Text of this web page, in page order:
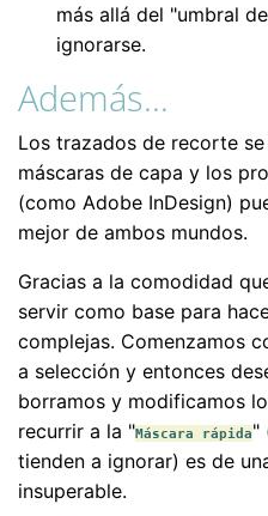
más allá del "umbral
ignorarse.
Además…
Los trazados de recorte
máscaras de capa y los
(como Adobe InDesign)
mejor de ambos mundos.
Gracias a la comodidad
servir como base para
complejas. Comenzamos
a selección y entonces
borramos y modificamos
recurrir a la "Máscara rápida"
tienden a ignorar) es de
insuperable.